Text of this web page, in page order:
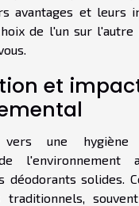
avantages et leurs
de l'un sur
et
une hygiène
l'environnement
déodorants solides.
traditionnels,